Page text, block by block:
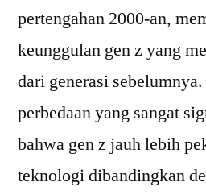
pertengahan 2000-an,
keunggulan gen z yang
dari generasi
perbedaan yang sangat
bahwa gen z jauh lebih
teknologi dibandingkan